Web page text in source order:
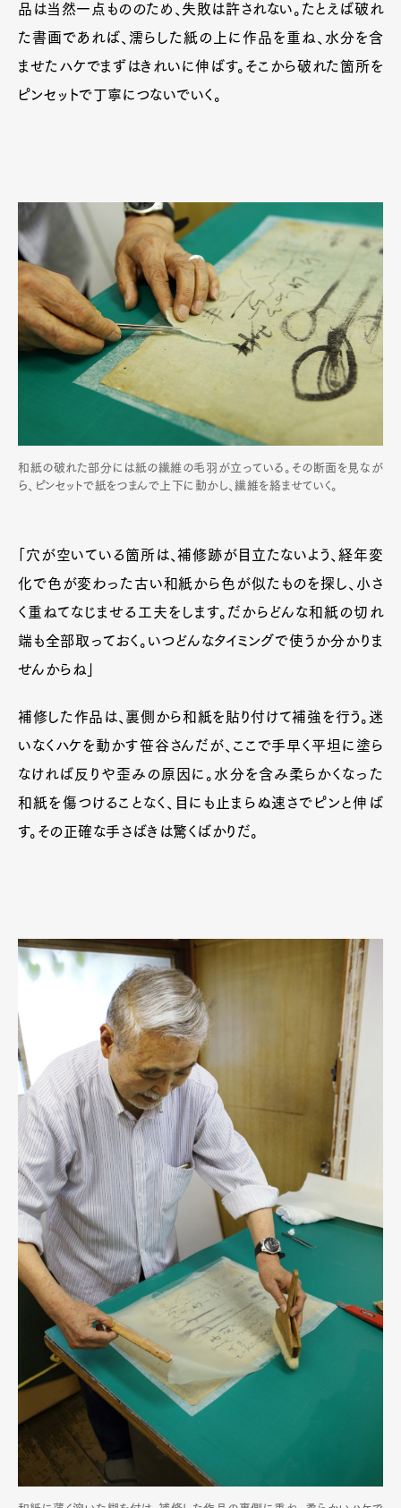
Art&DesignWatch
Fashion
Product
品は当然一点もののため、失敗は許されない。たとえば破れ
た書画であれば、濡らした紙の上に作品を重ね、水分を含
ませたハケでまずはきれいに伸ばす。そこから破れた箇所を
ピンセットで丁寧につないでいく。
和紙の破れた部分には紙の繊維の毛羽が立っている。その断面を見なが
ら、ピンセットで紙をつまんで上下に動かし、繊維を絡ませていく。
「穴が空いている箇所は、補修跡が目立たないよう、経年変
化で色が変わった古い和紙から色が似たものを探し、小さ
く重ねてなじませる工夫をします。だからどんな和紙の切れ
端も全部取っておく。いつどんなタイミングで使うか分かりま
せんからね」
補修した作品は、裏側から和紙を貼り付けて補強を行う。迷
いなくハケを動かす笹谷さんだが、ここで手早く平坦に塗ら
なければ反りや歪みの原因に。水分を含み柔らかくなった
和紙を傷つけることなく、目にも止まらぬ速さでピンと伸ば
す。その正確な手さばきは驚くばかりだ。